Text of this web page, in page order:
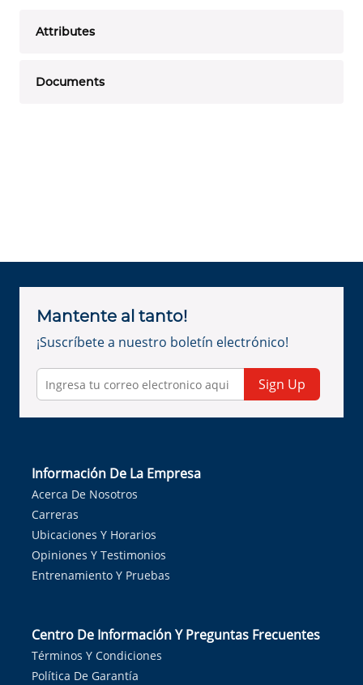
Attributes
Documents
Mantente al tanto!
¡Suscríbete a nuestro boletín electrónico!
Sign Up
Información De La Empresa
Acerca De Nosotros
Carreras
Ubicaciones Y Horarios
Opiniones Y Testimonios
Entrenamiento Y Pruebas
Centro De Información Y Preguntas Frecuentes
Términos Y Condiciones
Política De Garantía